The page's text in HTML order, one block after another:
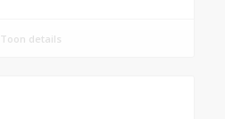
Toon details